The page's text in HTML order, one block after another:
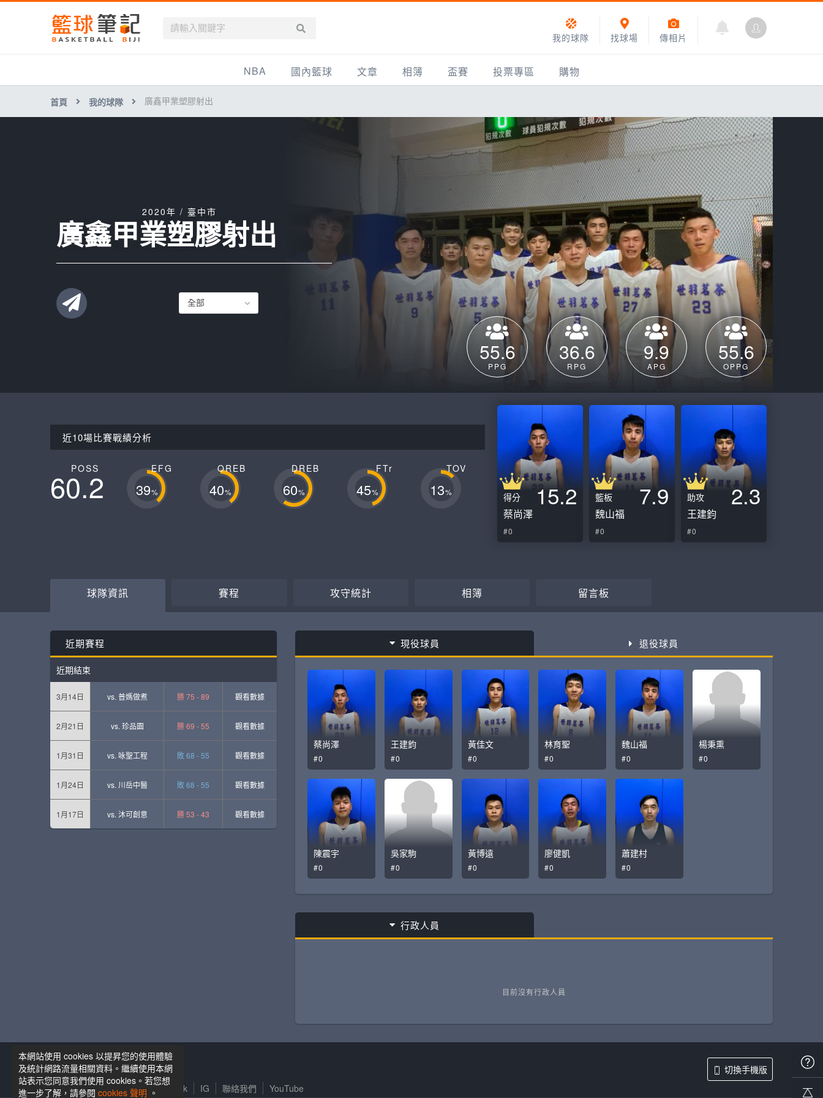
傳相片
找球場
我的球隊
NBA 國內籃球 文章
新聞報導
球鞋開箱
主打專題
相簿
影片專區
盃賽
TYGS籃球聯盟
SCBL 三重康克斯籃球聯盟
UBL
SHUBL世新籃球聯盟
SBC輔大超級盃
TBL淡水籃球聯盟
ELITE週日籃球聯盟
三重女子籃球聯盟
TBSL高中乙組小聯盟
淡水豆花聯盟
EMPOWER引爆運動訓練
月見山Max League
Rise Basketball League
屏東國民聯盟
CBC中壢籃球聯盟
大港開打高雄籃球聯盟
BTC籃球聯盟
ELITE週日籃球聯盟-中壢場
投票專區 購物
首頁 我的球隊 廣鑫甲業塑膠射出
55.6
PPG
36.6
RPG
9.9
APG
55.6
OPPG
2020年 / 臺中市
廣鑫甲業塑膠射出
聯絡這支球隊
近10場比賽戰績分析
POSS
60.2 EFG
39%
OREB
40%
DREB
60%
FTr
45%
TOV
13% 得分 15.2
蔡尚澤
#0
籃板 7.9
魏山福
#0
助攻 2.3
王建鈞
#0
球隊資訊 賽程 攻守統計 相簿 留言板
近期賽程
近期結束
3月14日 vs. 普媽做煮 勝 75 - 89 觀看數據
2月21日 vs. 珍品園 勝 69 - 55 觀看數據
1月31日 vs. 咏聖工程 敗 68 - 55 觀看數據
1月24日 vs. 川岳中醫 敗 68 - 55 觀看數據
1月17日 vs. 沐可創意 勝 53 - 43 觀看數據
現役球員 退役球員
蔡尚澤
#0
王建鈞
#0
黃佳文
#0
林育聖
#0
魏山福
#0
楊秉熏
#0
陳震宇
#0
吳家駒
#0
黃博遠
#0
廖健凱
#0
蕭建村
#0
行政人員
目前沒有行政人員
本網站使用 cookies 以提昇您的使用體驗
及統計網路流量相關資料。繼續使用本網
站表示您同意我們使用 cookies。若您想
進一步了解，請參閱 cookies 聲明 。
籃球筆記粉絲專頁
服務條款及隱私權政策 Facebook IG 聯絡我們 YouTube
切換手機版